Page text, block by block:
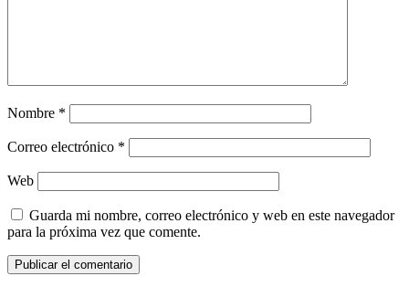
Nombre *
Correo electrónico *
Web
Guarda mi nombre, correo electrónico y web en este navegador
para la próxima vez que comente.